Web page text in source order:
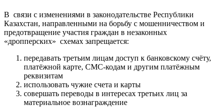
В связи с изменениями в законодательстве Республики
Казахстан, направленными на борьбу с мошенничеством и
предотвращение участия граждан в незаконных
«дропперских» схемах запрещается:
передавать третьим лицам доступ к банковскому счёту,
платёжной карте, СМС-кодам и другим платёжным
реквизитам
использовать чужие счета и карты
совершать переводы в интересах третьих лиц за
материальное вознаграждение